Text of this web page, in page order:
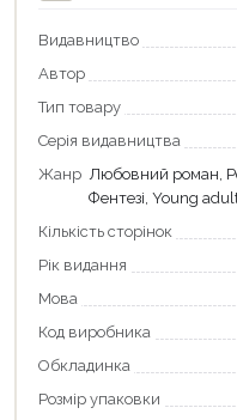
Видавництво
Автор
Тип товару
Серія видавництва
Жанр Любовний роман,
Фентезі, Young
Кількість сторінок
Рік видання
Мова
Код виробника
Обкладинка
Розмір упаковки